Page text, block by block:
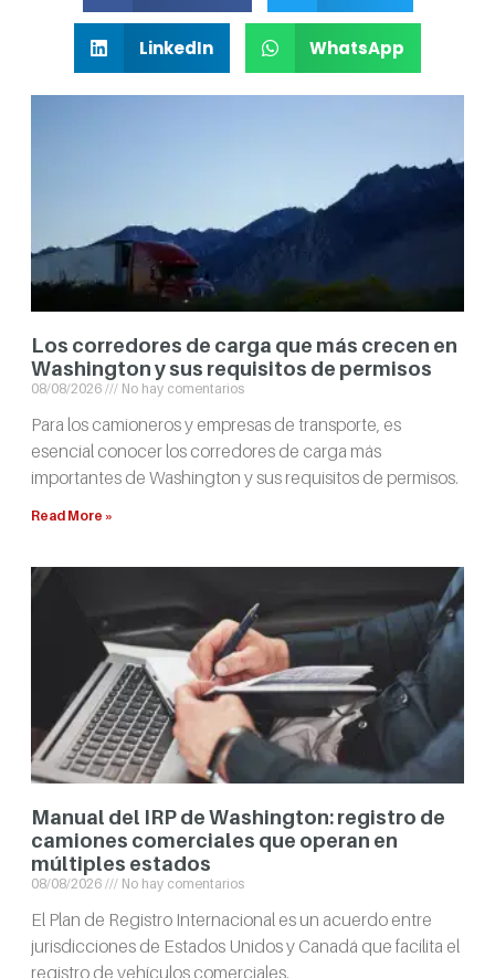
LinkedIn WhatsApp
Los corredores de carga que más crecen en
Washington y sus requisitos de permisos
08/08/2026 No hay comentarios
Para los camioneros y empresas de transporte, es
esencial conocer los corredores de carga más
importantes de Washington y sus requisitos de permisos.
Read More »
Manual del IRP de Washington: registro de
camiones comerciales que operan en
múltiples estados
08/08/2026 No hay comentarios
El Plan de Registro Internacional es un acuerdo entre
jurisdicciones de Estados Unidos y Canadá que facilita el
registro de vehículos comerciales.